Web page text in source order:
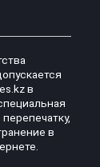
в
в